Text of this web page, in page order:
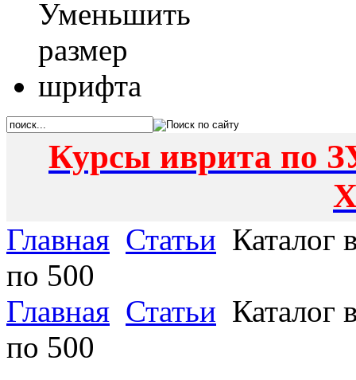
Курсы иврита по
Главная Статьи Каталог
по 500
Главная Статьи Каталог
по 500